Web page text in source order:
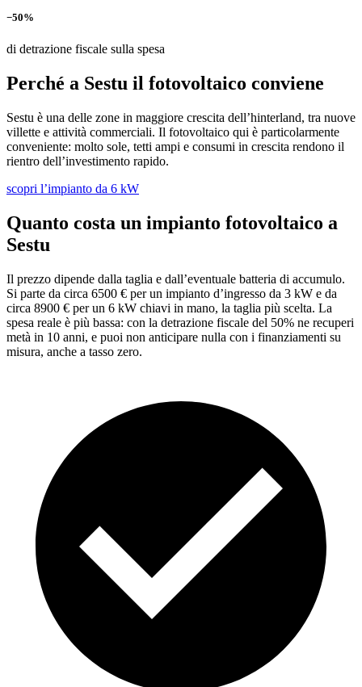
−50%
di detrazione fiscale sulla spesa
Perché a Sestu il fotovoltaico conviene
Sestu è una delle zone in maggiore crescita dell’hinterland, tra nuove
villette e attività commerciali. Il fotovoltaico qui è particolarmente
conveniente: molto sole, tetti ampi e consumi in crescita rendono il
rientro dell’investimento rapido.
scopri l’impianto da 6 kW
Quanto costa un impianto fotovoltaico a
Sestu
Il prezzo dipende dalla taglia e dall’eventuale batteria di accumulo.
Si parte da circa 6500 € per un impianto d’ingresso da 3 kW e da
circa 8900 € per un 6 kW chiavi in mano, la taglia più scelta. La
spesa reale è più bassa: con la detrazione fiscale del 50% ne recuperi
metà in 10 anni, e puoi non anticipare nulla con i finanziamenti su
misura, anche a tasso zero.